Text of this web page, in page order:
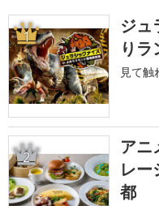
1
ジュ
り
見て触
2
アニ
レー
都